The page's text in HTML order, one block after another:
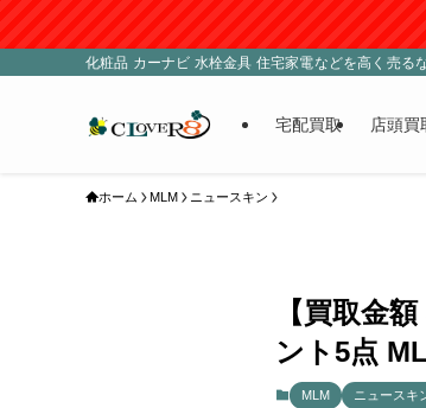
化粧品 カーナビ 水栓金具 住宅家電などを高く売る
宅配買取 店頭買
ホーム MLM ニュースキン
【買取金
ント5点
MLM ニュースキ